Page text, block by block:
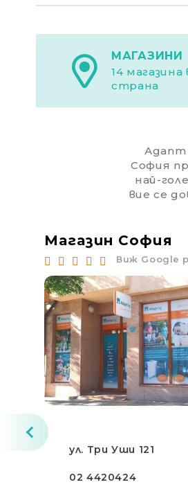
МАГАЗИНИ
14
страна
Адапт
София
най-
вие се
Магазин София
Виж Google
ул. Три Уши 121
02 4420424